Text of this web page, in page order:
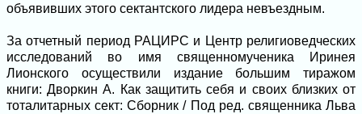
объявивших этого сектантского лидера невъездным.
За отчетный период РАЦИРС и Центр религиоведческих
исследований во имя священномученика Иринея
Лионского осуществили издание большим тиражом
книги: Дворкин А. Как защитить себя и своих близких от
тоталитарных сект: Сборник / Под ред. священника Льва